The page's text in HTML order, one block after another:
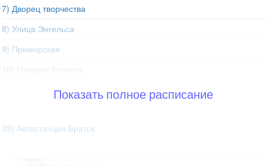
7) Дворец творчества
8) Улица Энгельса
9) Приморская
10) Магазин Колосок
Показать полное расписание
39) Автостанция Братск